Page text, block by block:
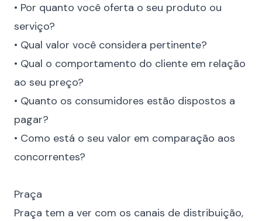
• Por quanto você oferta o seu produto ou
serviço?
• Qual valor você considera pertinente?
• Qual o comportamento do cliente em relação
ao seu preço?
• Quanto os consumidores estão dispostos a
pagar?
• Como está o seu valor em comparação aos
concorrentes?
Praça
Praça tem a ver com os canais de distribuição,